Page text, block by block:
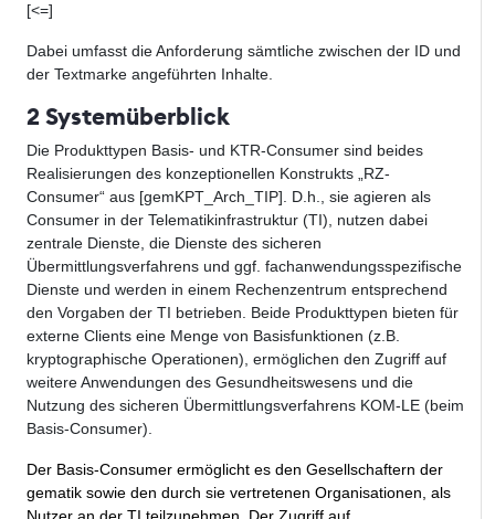
[<=]
Dabei umfasst die Anforderung sämtliche zwischen der ID und
der Textmarke angeführten Inhalte.
2 Systemüberblick
Die Produkttypen Basis- und KTR-Consumer sind beides
Realisierungen des konzeptionellen Konstrukts „RZ-
Consumer“ aus [gemKPT_Arch_TIP]. D.h., sie agieren als
Consumer in der Telematikinfrastruktur (TI), nutzen dabei
zentrale Dienste, die Dienste des sicheren
Übermittlungsverfahrens und ggf. fachanwendungsspezifische
Dienste und werden in einem Rechenzentrum entsprechend
den Vorgaben der TI betrieben. Beide Produkttypen bieten für
externe Clients eine Menge von Basisfunktionen (z.B.
kryptographische Operationen), ermöglichen den Zugriff auf
weitere Anwendungen des Gesundheitswesens und die
Nutzung des sicheren Übermittlungsverfahrens KOM-LE (beim
Basis-Consumer).
Der Basis-Consumer ermöglicht es den Gesellschaftern der
gematik sowie den durch sie vertretenen Organisationen, als